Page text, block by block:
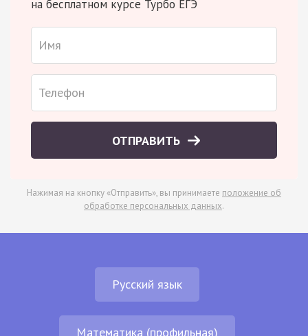
на бесплатном курсе Турбо ЕГЭ
ОТПРАВИТЬ
Нажимая на кнопку «Отправить», вы принимаете положение об
обработке персональных данных.
Русский язык
Математика (профильная)